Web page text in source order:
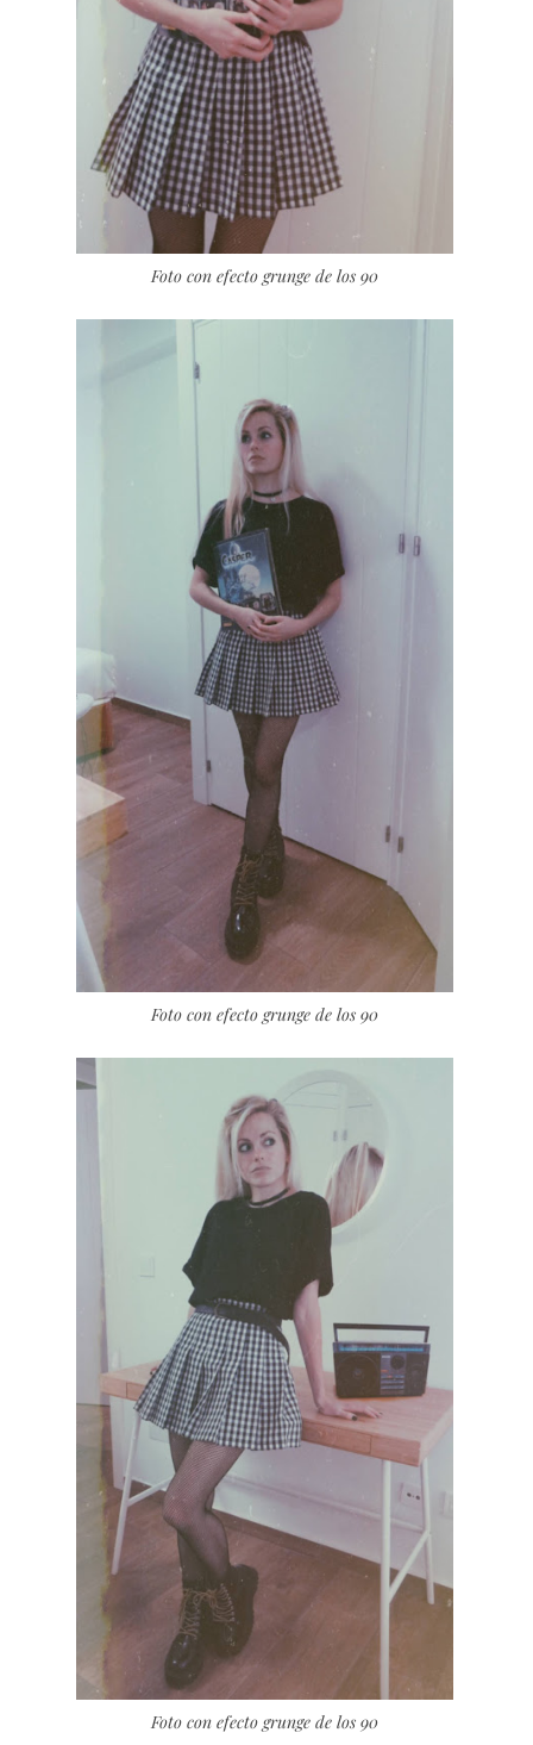
Foto con efecto grunge de los 90
Foto con efecto grunge de los 90
Foto con efecto grunge de los 90